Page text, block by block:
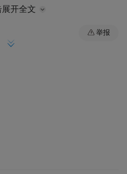
指数在盘中一度下跌
展开全文
举报